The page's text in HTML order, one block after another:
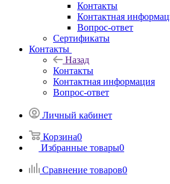
Контакты
Контактная
Вопрос-ответ
Сертификаты
Контакты
Назад
Контакты
Контактная информация
Вопрос-ответ
Личный кабинет
Корзина0
Избранные товары0
Сравнение товаров0